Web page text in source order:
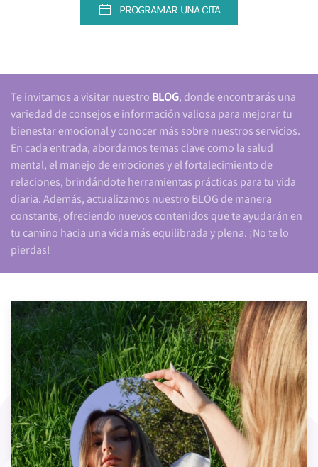
PROGRAMAR UNA CITA
Te invitamos a visitar nuestro BLOG, donde encontrarás una
variedad de consejos e información valiosa para mejorar tu
bienestar emocional y conocer más sobre nuestros servicios.
En cada entrada, abordamos temas clave como la salud
mental, el manejo de emociones y el fortalecimiento de
relaciones, brindándote herramientas prácticas para tu vida
diaria. Además, actualizamos nuestro BLOG de manera
constante, ofreciendo nuevos contenidos que te ayudarán en
tu camino hacia una vida más equilibrada y plena. ¡No te lo
pierdas!